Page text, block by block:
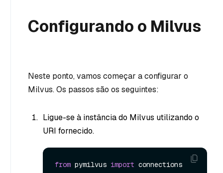
Configurando o Milvus
Neste ponto, vamos começar a configurar o
Milvus. Os passos são os seguintes:
Ligue-se à instância do Milvus utilizando o
URI fornecido.
from pymilvus import connections